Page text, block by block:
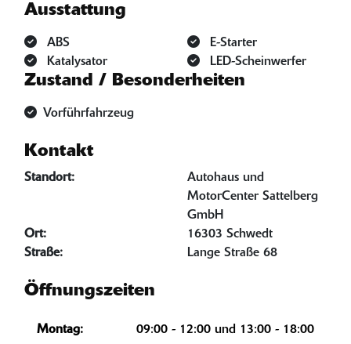
Ausstattung
ABS
E-Starter
Katalysator
LED-Scheinwerfer
Zustand / Besonderheiten
Vorführfahrzeug
Kontakt
Standort:
Autohaus und
MotorCenter Sattelberg
GmbH
Ort:
16303 Schwedt
Straße:
Lange Straße 68
Öffnungszeiten
Montag:
09:00 - 12:00 und 13:00 - 18:00